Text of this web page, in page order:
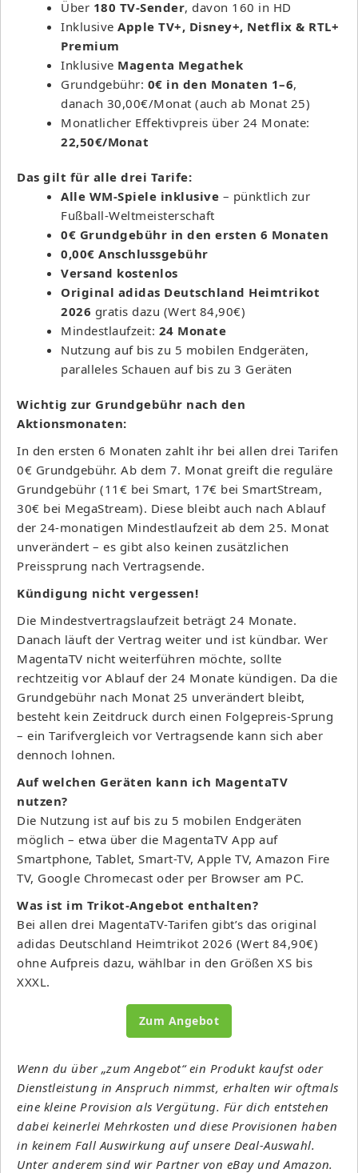
Über 180 TV-Sender, davon 160 in HD
Inklusive Apple TV+, Disney+, Netflix & RTL+
Premium
Inklusive Magenta Megathek
Grundgebühr: 0€ in den Monaten 1–6,
danach 30,00€/Monat (auch ab Monat 25)
Monatlicher Effektivpreis über 24 Monate:
22,50€/Monat
Das gilt für alle drei Tarife:
Alle WM-Spiele inklusive – pünktlich zur
Fußball-Weltmeisterschaft
0€ Grundgebühr in den ersten 6 Monaten
0,00€ Anschlussgebühr
Versand kostenlos
Original adidas Deutschland Heimtrikot
2026 gratis dazu (Wert 84,90€)
Mindestlaufzeit: 24 Monate
Nutzung auf bis zu 5 mobilen Endgeräten,
paralleles Schauen auf bis zu 3 Geräten
Wichtig zur Grundgebühr nach den
Aktionsmonaten:
In den ersten 6 Monaten zahlt ihr bei allen drei Tarifen
0€ Grundgebühr. Ab dem 7. Monat greift die reguläre
Grundgebühr (11€ bei Smart, 17€ bei SmartStream,
30€ bei MegaStream). Diese bleibt auch nach Ablauf
der 24-monatigen Mindestlaufzeit ab dem 25. Monat
unverändert – es gibt also keinen zusätzlichen
Preissprung nach Vertragsende.
Kündigung nicht vergessen!
Die Mindestvertragslaufzeit beträgt 24 Monate.
Danach läuft der Vertrag weiter und ist kündbar. Wer
MagentaTV nicht weiterführen möchte, sollte
rechtzeitig vor Ablauf der 24 Monate kündigen. Da die
Grundgebühr nach Monat 25 unverändert bleibt,
besteht kein Zeitdruck durch einen Folgepreis-Sprung
– ein Tarifvergleich vor Vertragsende kann sich aber
dennoch lohnen.
Auf welchen Geräten kann ich MagentaTV
nutzen?
Die Nutzung ist auf bis zu 5 mobilen Endgeräten
möglich – etwa über die MagentaTV App auf
Smartphone, Tablet, Smart-TV, Apple TV, Amazon Fire
TV, Google Chromecast oder per Browser am PC.
Was ist im Trikot-Angebot enthalten?
Bei allen drei MagentaTV-Tarifen gibt’s das original
adidas Deutschland Heimtrikot 2026 (Wert 84,90€)
ohne Aufpreis dazu, wählbar in den Größen XS bis
XXXL.
Zum Angebot
Wenn du über „zum Angebot“ ein Produkt kaufst oder
Dienstleistung in Anspruch nimmst, erhalten wir oftmals
eine kleine Provision als Vergütung. Für dich entstehen
dabei keinerlei Mehrkosten und diese Provisionen haben
in keinem Fall Auswirkung auf unsere Deal-Auswahl.
Unter anderem sind wir Partner von eBay und Amazon.